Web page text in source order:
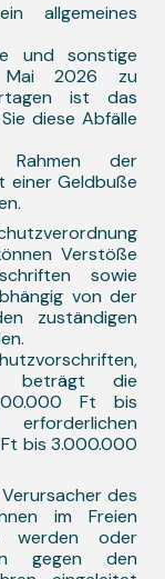
und sonstige
Mai 2026 zu
ist das
diese Abfälle
Rahmen der
einer Geldbuße
Verstöße
sowie
von der
zuständigen
beträgt die
Ft bis
bis 3.000.000
des
im Freien
werden oder
gegen den